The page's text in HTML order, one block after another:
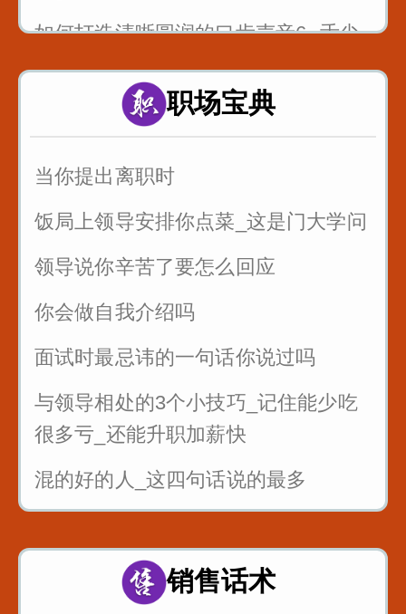
如何打造清晰圆润的口齿声音6--舌尖
前后音zcszhchshr
4_舌面音jqx_漆匠和锡匠
职场宝典
当你提出离职时
饭局上领导安排你点菜_这是门大学问
领导说你辛苦了要怎么回应
你会做自我介绍吗
面试时最忌讳的一句话你说过吗
与领导相处的3个小技巧_记住能少吃
很多亏_还能升职加薪快
混的好的人_这四句话说的最多
答提高通过率
职场处处都是坑_要学会听弦外之音_
销售话术